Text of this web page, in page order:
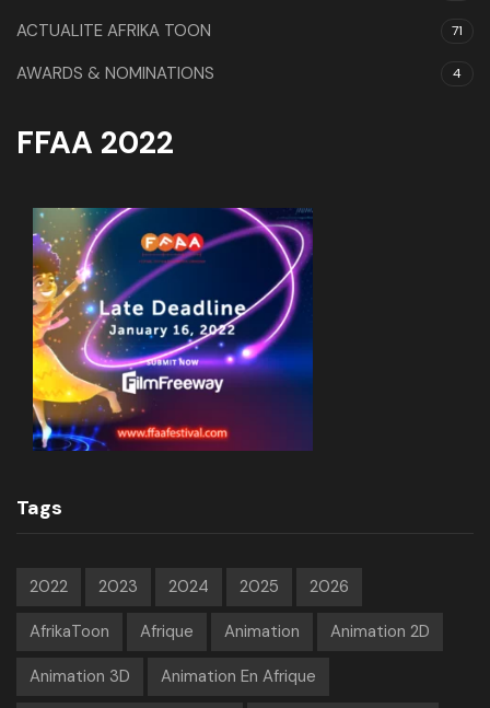
ACTUALITE AFRIKA TOON 71
AWARDS & NOMINATIONS 4
FFAA 2022
Tags
2022 2023 2024 2025 2026
AfrikaToon Afrique Animation Animation 2D
Animation 3D Animation En Afrique